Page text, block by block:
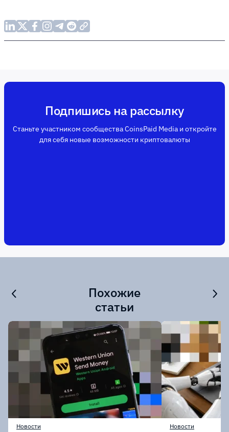
Подпишись на рассылку
Станьте участником сообщества CoinsPaid Media и откройте
для себя новые возможности криптовалюты
Похожие
статьи
Новости Новости